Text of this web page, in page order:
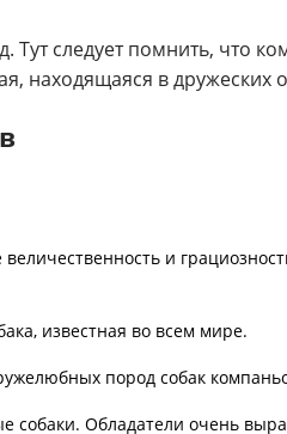
Тут следует помнить, что
находящаяся в
и
известная во всем мире.
пород собак
собаки. Обладатели очень